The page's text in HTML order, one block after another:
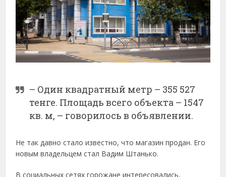
– Один квадратный метр – 355 527
тенге. Площадь всего объекта – 1547
кв. м, – говорилось в объявлении.
Не так давно стало известно, что магазин продан. Его
новым владельцем стал Вадим Штанько.
В социальных сетях горожане интересовались,